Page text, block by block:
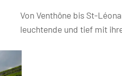
Von Venthône bis St-
leuchtende und tief mit